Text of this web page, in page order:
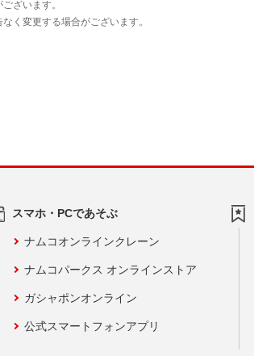
スマホ・PCであそぶ
ナムコオンラインクレーン
ナムコパークス オンラインストア
ガシャポンオンライン
公式スマートフォンアプリ